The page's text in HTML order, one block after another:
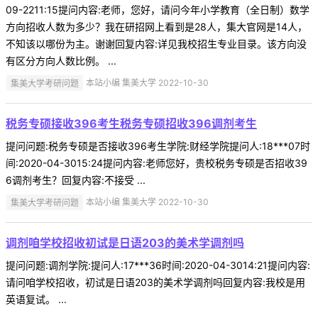
09-2211:15提问内容:老师，您好，请问今年小学教育（全日制）数学
方向招收人数为多少？我在研招网上看到是28人，集大官网是14人，
不知该以哪份为主。谢谢回复内容:详见我校招生专业目录。该方向没
有区分方向人数比例。 ...
集美大学考研问题 本站小编 集美大学 2022-10-30
税务专硕接收396考生税务专硕招收396调剂考生
提问问题:税务专硕是否接收396考生学院:财经学院提问人:18***07时
间:2020-04-3015:24提问内容:老师您好，贵校税务专硕是否招收39
6调剂考生？回复内容:不接受 ...
集美大学考研问题 本站小编 集美大学 2022-10-30
调剂咱学校招收初试是日语203的美术学调剂吗
提问问题:调剂学院:提问人:17***36时间:2020-04-3014:21提问内容:
请问咱学校招收，初试是日语203的美术学调剂吗回复内容:我校是用
英语复试。 ...